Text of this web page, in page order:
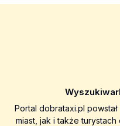
Portal dobrataxi.pl
miast, jak i także